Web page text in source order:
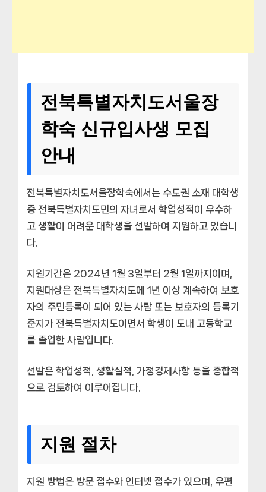
전북특별자치도서울장
학숙 신규입사생 모집
안내
전북특별자치도서울장학숙에서는 수도권 소재 대학생
중 전북특별자치도민의 자녀로서 학업성적이 우수하
고 생활이 어려운 대학생을 선발하여 지원하고 있습니
다.
지원기간은 2024년 1월 3일부터 2월 1일까지이며,
지원대상은 전북특별자치도에 1년 이상 계속하여 보호
자의 주민등록이 되어 있는 사람 또는 보호자의 등록기
준지가 전북특별자치도이면서 학생이 도내 고등학교
를 졸업한 사람입니다.
선발은 학업성적, 생활실적, 가정경제사항 등을 종합적
으로 검토하여 이루어집니다.
지원 절차
지원 방법은 방문 접수와 인터넷 접수가 있으며, 우편